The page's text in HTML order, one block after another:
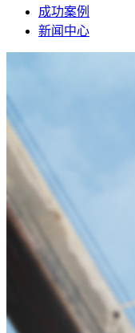
成功案例
新闻中心